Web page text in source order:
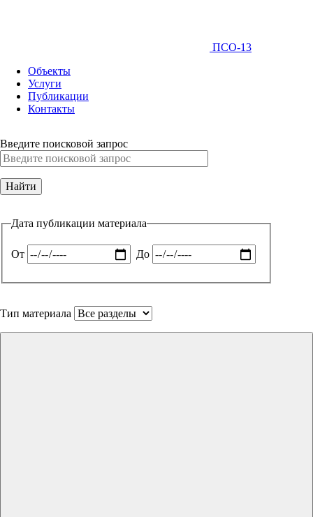
ПСО-13
Объекты
Услуги
Публикации
Контакты
Введите поисковой запрос
Дата публикации материала
От До
Тип материала